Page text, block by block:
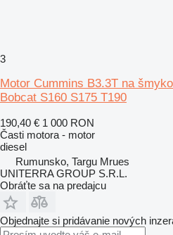
3
Motor Cummins B3.3T na
Bobcat S160 S175 T190
190,40 € 1 000 RON
Časti motora - motor
diesel
Rumunsko, Targu Mrues
UNITERRA GROUP S.R.L.
Obráťte sa na predajcu
Objednajte si pridávanie nových